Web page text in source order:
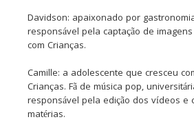
Davidson: apaixonado por
responsável pela captação de
com Crianças.
Camille: a adolescente que cresceu
Crianças. Fã de música pop,
responsável pela edição dos vídeos e
matérias.